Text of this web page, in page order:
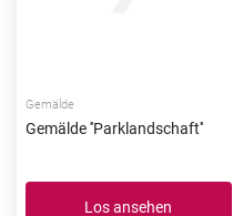
Gemälde
Gemälde ''Parklandschaft''
Los ansehen